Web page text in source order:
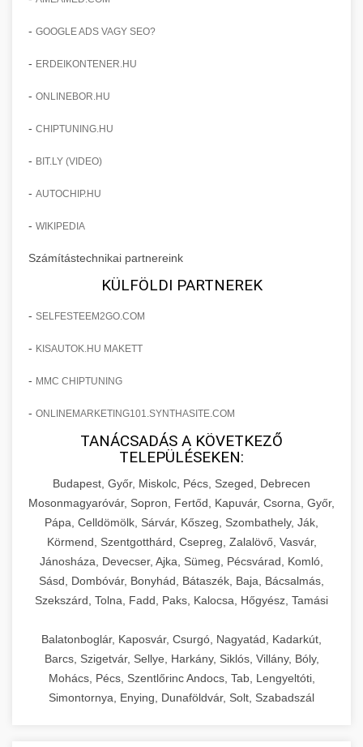
- GOOGLE ADS VAGY SEO?
- ERDEIKONTENER.HU
- ONLINEBOR.HU
- CHIPTUNING.HU
- BIT.LY (VIDEO)
- AUTOCHIP.HU
- WIKIPEDIA
Számítástechnikai partnereink
KÜLFÖLDI PARTNEREK
- SELFESTEEM2GO.COM
- KISAUTOK.HU MAKETT
- MMC CHIPTUNING
- ONLINEMARKETING101.SYNTHASITE.COM
TANÁCSADÁS A KÖVETKEZŐ
TELEPÜLÉSEKEN:
Budapest, Győr, Miskolc, Pécs, Szeged, Debrecen
Mosonmagyaróvár, Sopron, Fertőd, Kapuvár, Csorna, Győr,
Pápa, Celldömölk, Sárvár, Kőszeg, Szombathely, Ják,
Körmend, Szentgotthárd, Csepreg, Zalalövő, Vasvár,
Jánosháza, Devecser, Ajka, Sümeg, Pécsvárad, Komló,
Sásd, Dombóvár, Bonyhád, Bátaszék, Baja, Bácsalmás,
Szekszárd, Tolna, Fadd, Paks, Kalocsa, Hőgyész, Tamási
Balatonboglár, Kaposvár, Csurgó, Nagyatád, Kadarkút,
Barcs, Szigetvár, Sellye, Harkány, Siklós, Villány, Bóly,
Mohács, Pécs, Szentlőrinc Andocs, Tab, Lengyeltóti,
Simontornya, Enying, Dunaföldvár, Solt, Szabadszál